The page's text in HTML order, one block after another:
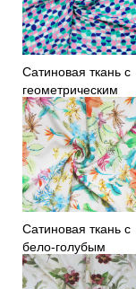
Сатиновая ткань с
геометрическим
принтом
Сатиновая ткань с
бело-голубым
принтом